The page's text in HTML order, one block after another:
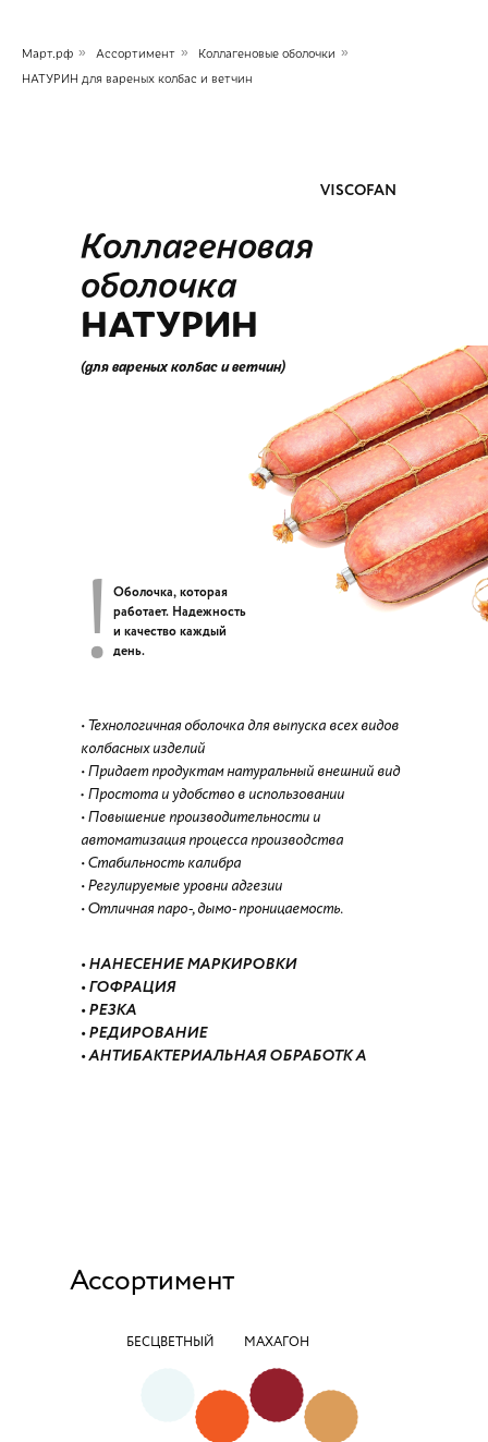
Март.рф » Ассортимент » Коллагеновые оболочки »
НАТУРИН для вареных колбас и ветчин
VISCOFAN
Коллагеновая
оболочка
НАТУРИН
• Технологичная оболочка для выпуска всех видов
колбасных изделий
• Придает продуктам натуральный внешний вид
• Простота и удобство в использовании
• Повышение производительности и
автоматизация процесса производства
• Стабильность калибра
• Регулируемые уровни адгезии
• Отличная паро-, дымо- проницаемость.
Оболочка, которая
работает. Надежность
и качество каждый
день.
!
(для вареных колбас и ветчин)
• НАНЕСЕНИЕ МАРКИРОВКИ
• ГОФРАЦИЯ
• РЕЗКА
• РЕДИРОВАНИЕ
• АНТИБАКТЕРИАЛЬНАЯ ОБРАБОТК А
Ассортимент
БЕСЦВЕТНЫЙ МАХАГОН